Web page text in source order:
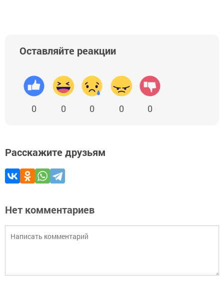
Оставляйте реакции
0 0 0 0 0
Расскажите друзьям
Нет комментариев